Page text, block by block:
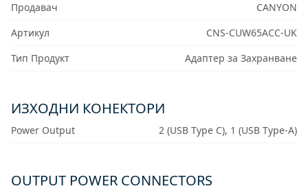
Продавач
CANYON
Артикул
CNS-CUW65ACC-UK
Тип Продукт
Адаптер за Захранване
ИЗХОДНИ КОНЕКТОРИ
Power Output 2 (USB Type C), 1 (USB Type-A)
OUTPUT POWER CONNECTORS